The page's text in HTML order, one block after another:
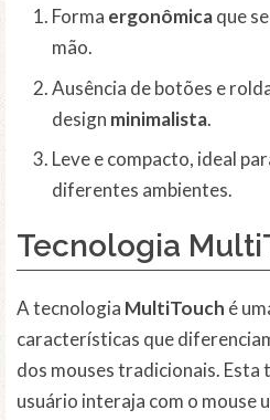
Forma ergonômicaque
mão.
Ausência de botões e
design minimalista.
Leve e compacto, ideal
diferentes ambientes.
Tecnologia
A tecnologia MultiTouch é
características que
dos mouses tradicionais. Esta
usuário interaja com o mouse